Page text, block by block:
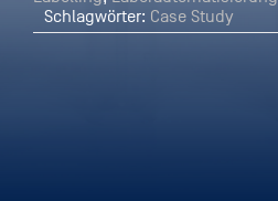
Schlagwörter: Case Study